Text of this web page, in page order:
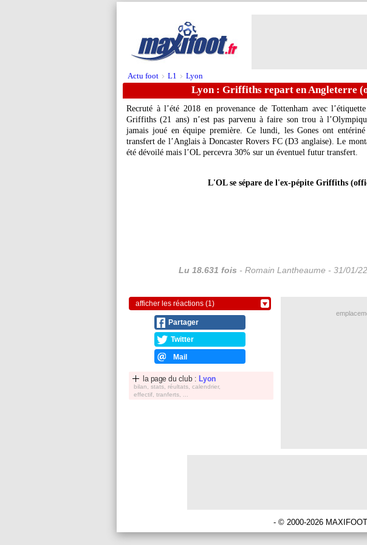
Actu foot > L1 > Lyon
Lyon : Griffiths repart en Angleterre
Recruté à l’été 2018 en provenance de Tottenham avec
Griffiths (21 ans) n’est pas parvenu à faire son trou à
jamais joué en équipe première. Ce lundi, les Gones ont
transfert de l’Anglais à Doncaster Rovers FC (D3 anglaise). Le
été dévoilé mais l’OL percevra 30% sur un éventuel futur transfert.
L'OL se sépare de l'ex-pépite Griffiths
Lu 18.631 fois - Romain Lantheaume - 31/01/
afficher les réactions (1)
Partager
Twitter
Mail
la page du club : Lyon
bilan, stats, réultats, calendrier,
effectif, tranferts, ...
- © 2000-2026